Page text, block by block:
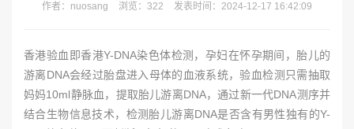
作者：nuosang 浏览：322 发表时间：2024-12-17 16:42:09
香港验血即香港Y-DNA染色体检测，孕妇在怀孕期间，胎儿的
游离DNA会经过胎盘进入母体的血液系统，验血检测只需抽取
妈妈10ml静脉血，提取胎儿游离DNA，通过新一代DNA测序并
结合生物信息技术，检测胎儿游离DNA是否含有男性独有的Y-